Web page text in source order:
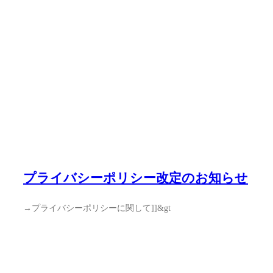
プライバシーポリシー改定のお知らせ
→プライバシーポリシーに関して]]&gt